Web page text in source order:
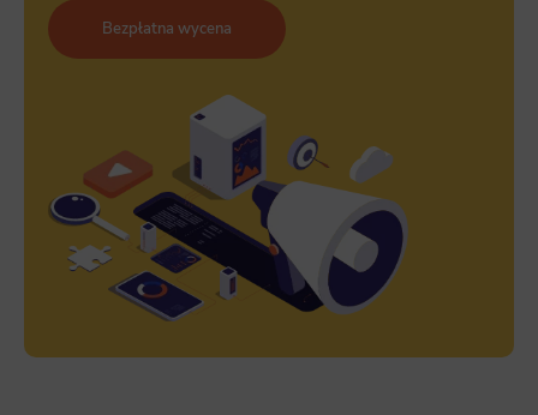
Bezpłatna wycena